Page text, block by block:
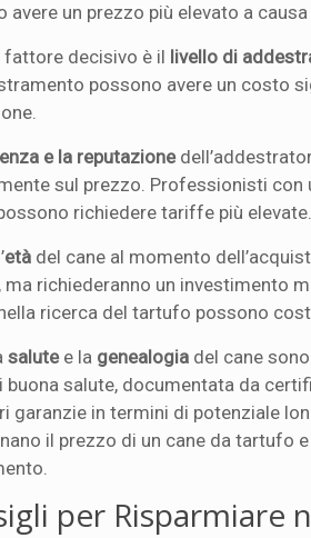
avere un prezzo più elevato a
fattore decisivo è il livello di
possono avere un costo
e la reputazione
sul prezzo. Professionisti
richiedere tariffe più elevate.
età del cane al momento
richiederanno un investimento
ricerca del tartufo possono
salutee la genealogia del cane
buona salute, documentata da
garanzie in termini di potenziale
il prezzo di un cane da tartufo
per Risparmiare